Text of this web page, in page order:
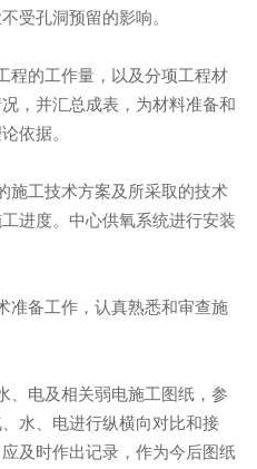
受孔洞预留的影响。
程的工作量，以及分项工程材
，并汇总成表，为材料准备和
依据。
施工技术方案及所采取的技术
进度。中心供氧系统进行安装
准备工作，认真熟悉和审查施
、电及相关弱电施工图纸，参
水、电进行纵横向对比和接
及时作出记录，作为今后图纸